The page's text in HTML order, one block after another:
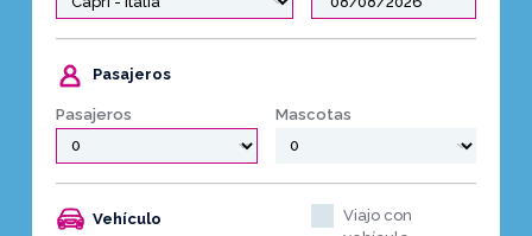
Pasajeros
Pasajeros Mascotas
Vehículo
Viajo con